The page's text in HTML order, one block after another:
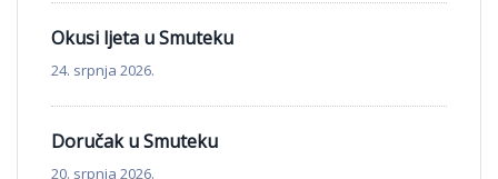
Okusi ljeta u Smuteku
24. srpnja 2026.
Doručak u Smuteku
20. srpnja 2026.